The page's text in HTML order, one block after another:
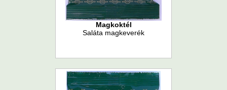
Magkoktél
Saláta magkeverék